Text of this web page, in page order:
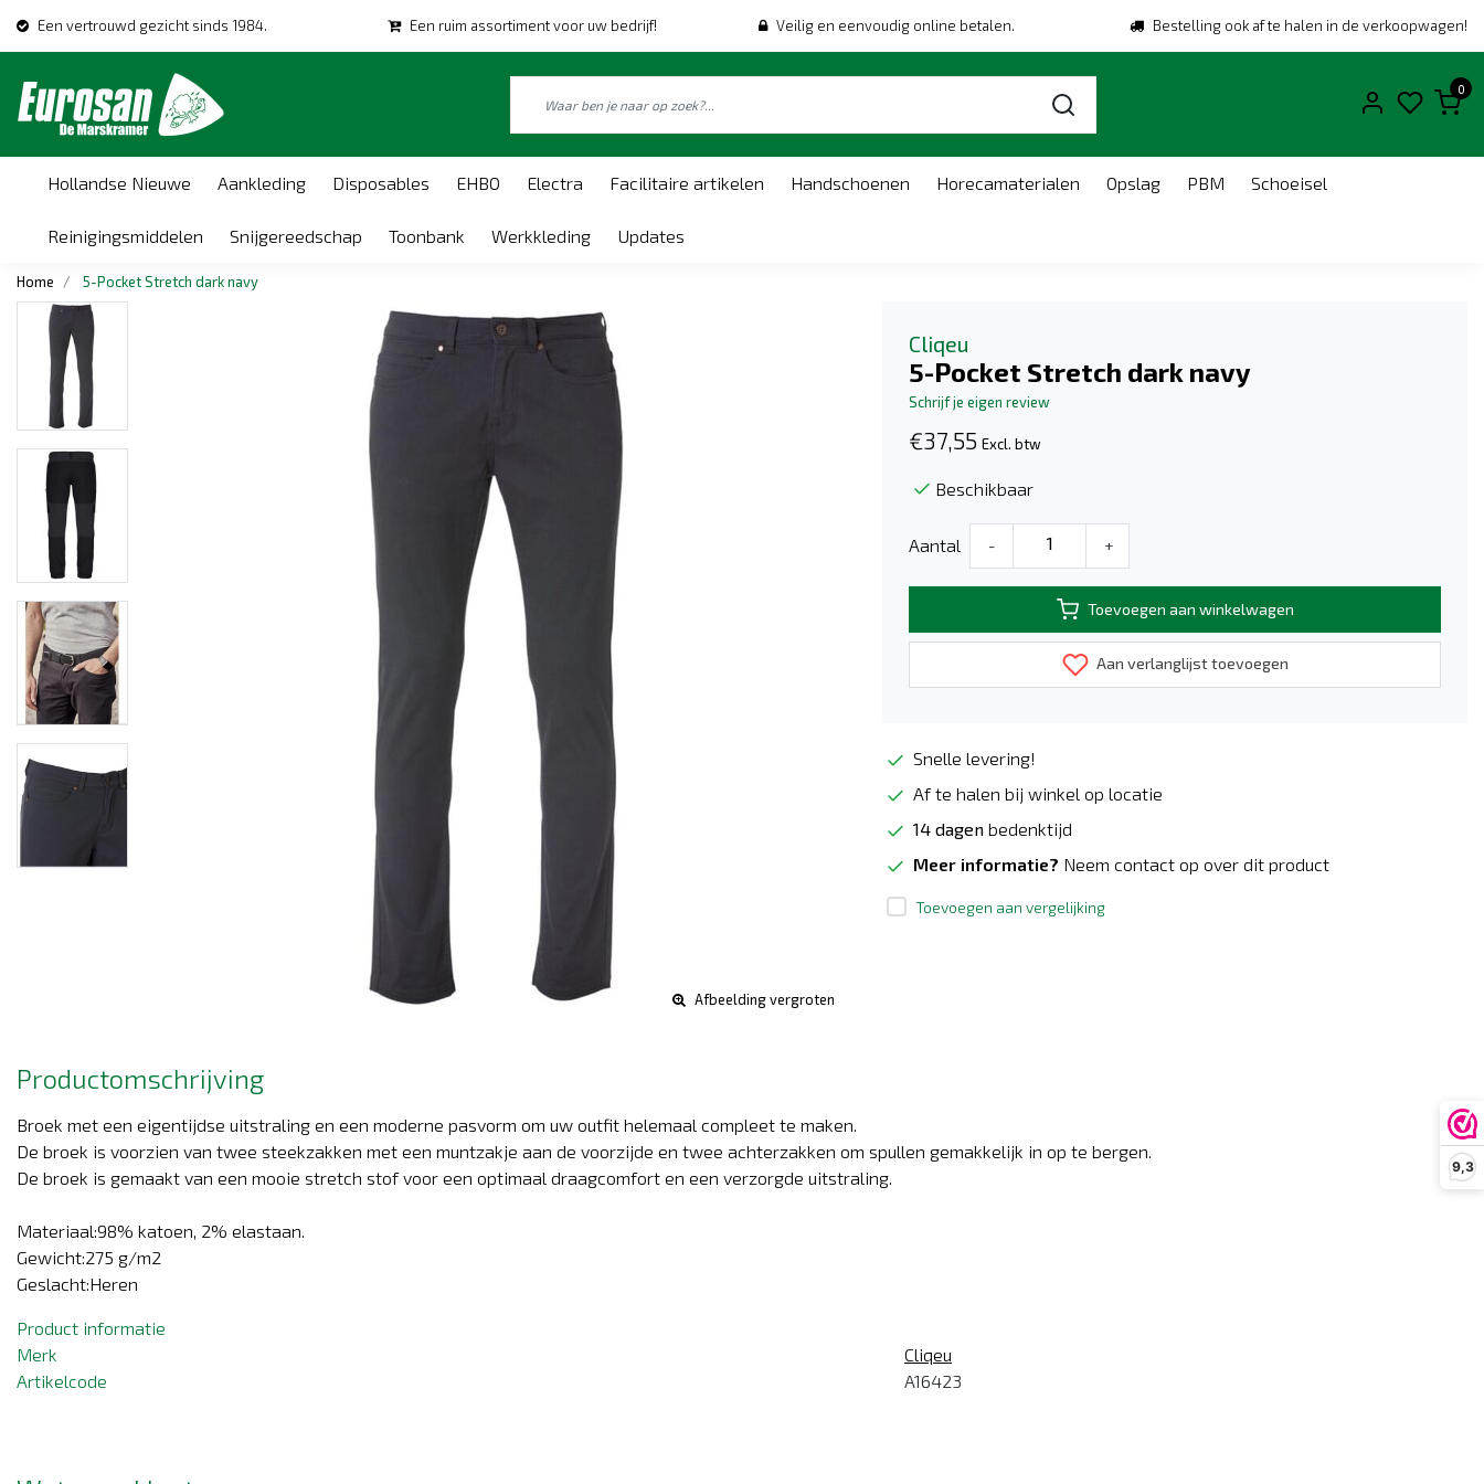
9,3
Een vertrouwd gezicht sinds 1984. Een ruim assortiment voor uw bedrijf! Veilig en eenvoudig online betalen. Bestelling ook af te halen in de verkoopwagen!
0
Hollandse Nieuwe Aankleding Disposables EHBO Electra Facilitaire artikelen Handschoenen Horecamaterialen Opslag PBM Schoeisel
Reinigingsmiddelen Snijgereedschap Toonbank Werkkleding Updates
Home 5-Pocket Stretch dark navy
Afbeelding vergroten
Cliqeu
5-Pocket Stretch dark navy
Schrijf je eigen review
€37,55 Excl. btw
Beschikbaar
Aantal - +
Toevoegen aan winkelwagen
Aan verlanglijst toevoegen
Snelle levering!
Af te halen bij winkel op locatie
14 dagen bedenktijd
Meer informatie? Neem contact op over dit product
Toevoegen aan vergelijking
Productomschrijving
Broek met een eigentijdse uitstraling en een moderne pasvorm om uw outfit helemaal compleet te maken.
De broek is voorzien van twee steekzakken met een muntzakje aan de voorzijde en twee achterzakken om spullen gemakkelijk in op te bergen.
De broek is gemaakt van een mooie stretch stof voor een optimaal draagcomfort en een verzorgde uitstraling.
Materiaal:98% katoen, 2% elastaan.
Gewicht:275 g/m2
Geslacht:Heren
Product informatie
Merk
Cliqeu
Artikelcode
A16423